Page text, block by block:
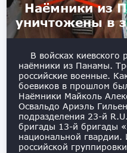
Наёмники из
уничтожены в
В войсках киевского
наёмники из Панамы.
российские военные.
боевиков в прошлом
Наёмники Майколь
Освальдо Ариэль
подразделения 23-й
бригады 13-й бригады
национальной
российской